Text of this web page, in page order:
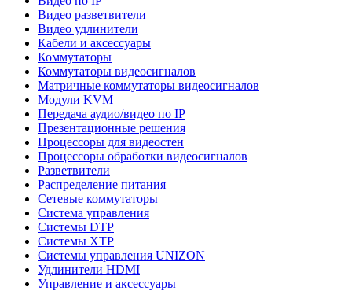
Видео разветвители
Видео удлинители
Кабели и аксессуары
Коммутаторы
Коммутаторы видеосигналов
Матричные коммутаторы видеосигналов
Модули KVM
Передача аудио/видео по IP
Презентационные решения
Процессоры для видеостен
Процессоры обработки видеосигналов
Разветвители
Распределение питания
Сетевые коммутаторы
Система управления
Системы DTP
Системы XTP
Системы управления UNIZON
Удлинители HDMI
Управление и аксессуары